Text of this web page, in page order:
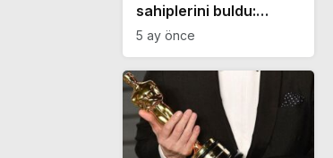
sahiplerini buldu:
‘Sinners’ ve ‘The Pitt’
geceye damga vurdu!
5 ay önce